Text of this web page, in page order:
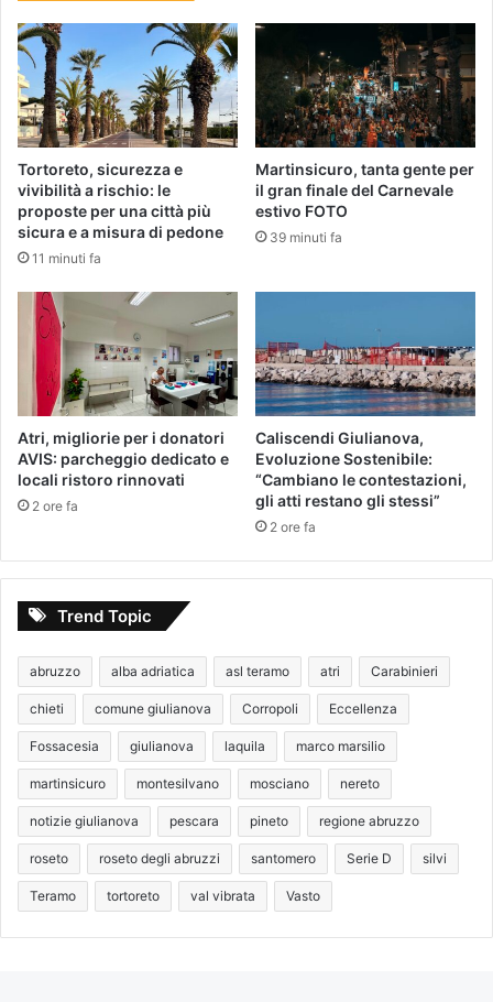
Tortoreto, sicurezza e
vivibilità a rischio: le
proposte per una città più
sicura e a misura di pedone
11 minuti fa
Martinsicuro, tanta gente per
il gran finale del Carnevale
estivo FOTO
39 minuti fa
Atri, migliorie per i donatori
AVIS: parcheggio dedicato e
locali ristoro rinnovati
2 ore fa
Caliscendi Giulianova,
Evoluzione Sostenibile:
“Cambiano le contestazioni,
gli atti restano gli stessi”
2 ore fa
Trend Topic
abruzzo alba adriatica asl teramo atri Carabinieri
chieti comune giulianova Corropoli Eccellenza
Fossacesia giulianova laquila marco marsilio
martinsicuro montesilvano mosciano nereto
notizie giulianova pescara pineto regione abruzzo
roseto roseto degli abruzzi santomero Serie D silvi
Teramo tortoreto val vibrata Vasto